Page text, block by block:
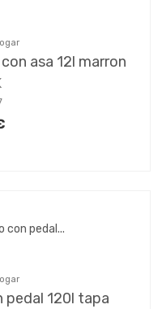
asa 12l marron
pedal 120l tapa